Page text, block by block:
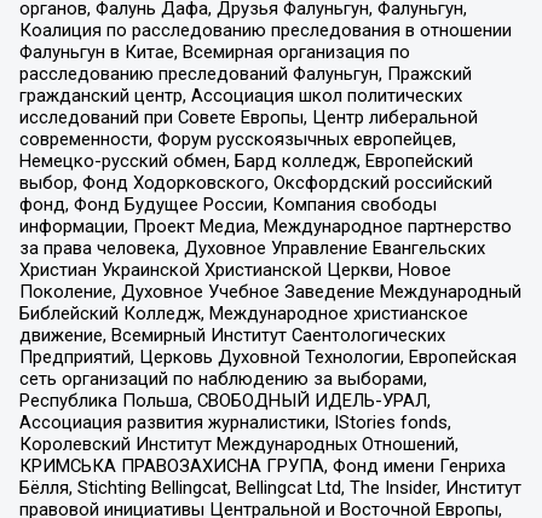
органов, Фалунь Дафа, Друзья Фалуньгун, Фалуньгун,
Коалиция по расследованию преследования в отношении
Фалуньгун в Китае, Всемирная организация по
расследованию преследований Фалуньгун, Пражский
гражданский центр, Ассоциация школ политических
исследований при Совете Европы, Центр либеральной
современности, Форум русскоязычных европейцев,
Немецко-русский обмен, Бард колледж, Европейский
выбор, Фонд Ходорковского, Оксфордский российский
фонд, Фонд Будущее России, Компания свободы
информации, Проект Медиа, Международное партнерство
за права человека, Духовное Управление Евангельских
Христиан Украинской Христианской Церкви, Новое
Поколение, Духовное Учебное Заведение Международный
Библейский Колледж, Международное христианское
движение, Всемирный Институт Саентологических
Предприятий, Церковь Духовной Технологии, Европейская
сеть организаций по наблюдению за выборами,
Республика Польша, СВОБОДНЫЙ ИДЕЛЬ-УРАЛ,
Ассоциация развития журналистики, IStories fonds,
Королевский Институт Международных Отношений,
КРИМСЬКА ПРАВОЗАХИСНА ГРУПА, Фонд имени Генриха
Бёлля, Stichting Bellingcat, Bellingcat Ltd, The Insider, Институт
правовой инициативы Центральной и Восточной Европы,